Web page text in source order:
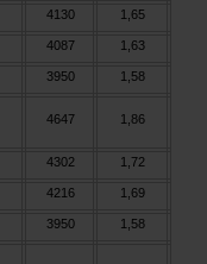
4130 1,65
4087 1,63
3950 1,58
4647 1,86
4302 1,72
4216 1,69
3950 1,58